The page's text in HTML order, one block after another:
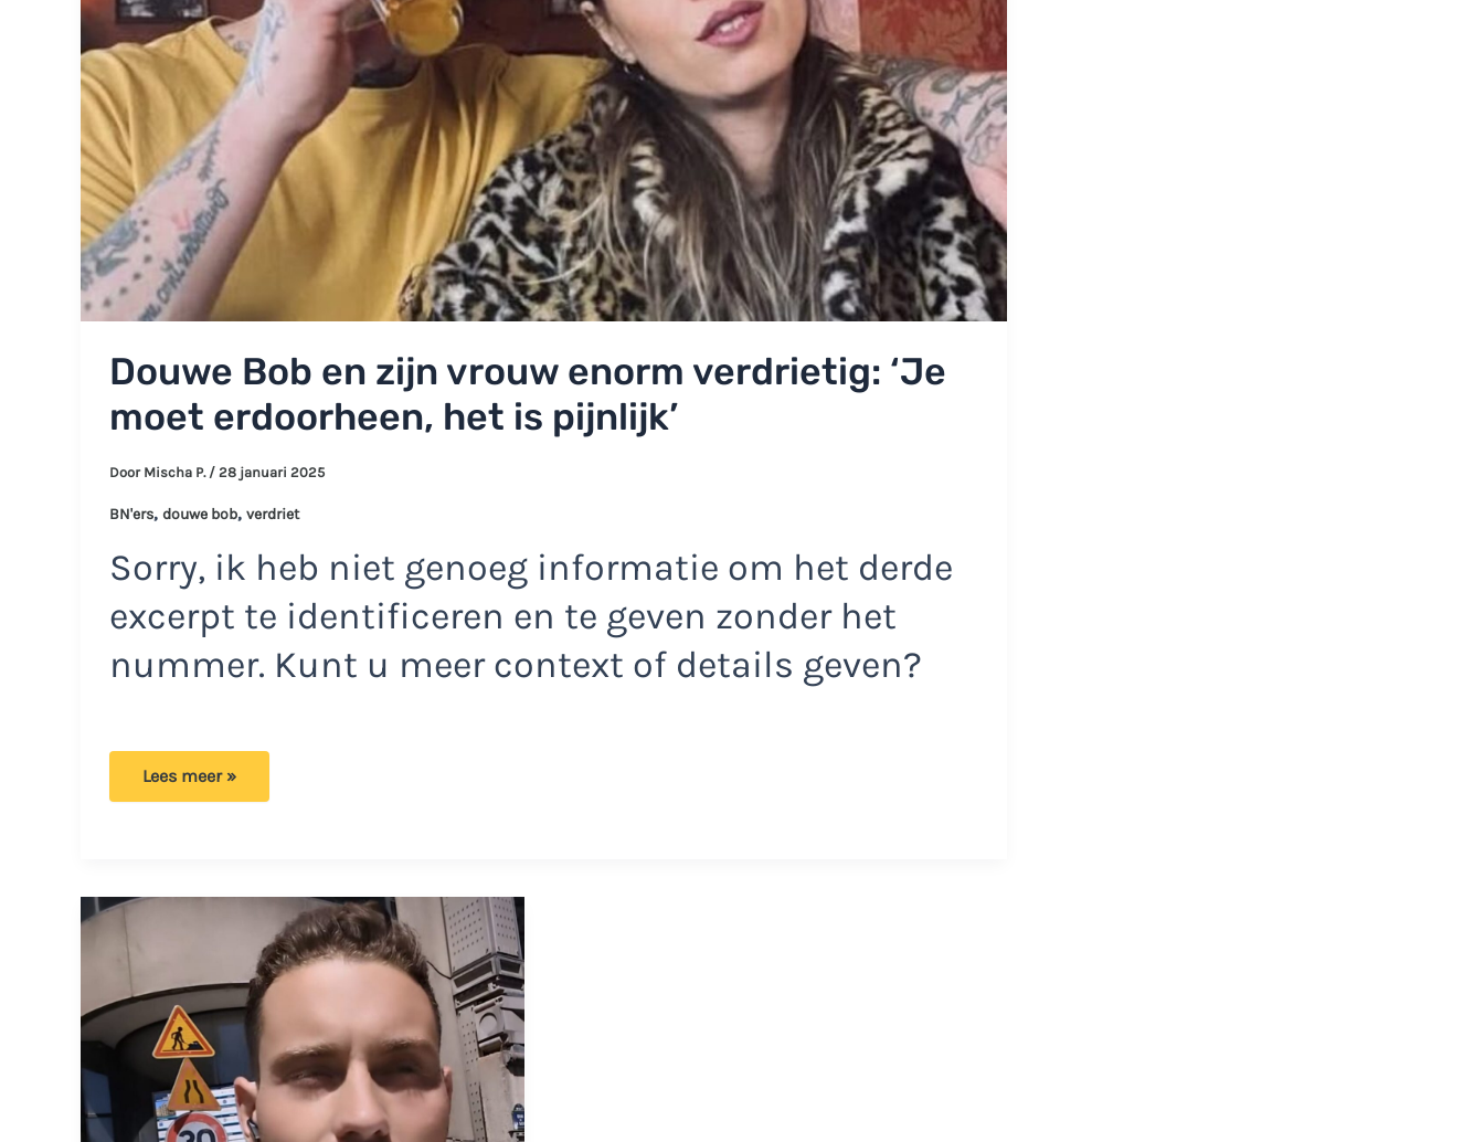
Douwe Bob en zijn vrouw enorm verdrietig: ‘Je
moet erdoorheen, het is pijnlijk’
Door Mischa P. / 28 januari 2025
BN'ers, douwe bob, verdriet
Sorry, ik heb niet genoeg informatie om het derde
excerpt te identificeren en te geven zonder het
nummer. Kunt u meer context of details geven?
Douwe
‘Je
pijnlijk’
Lees meer »